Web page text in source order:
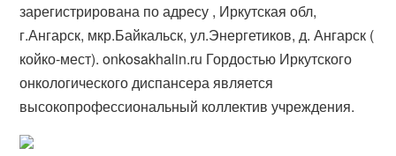
зарегистрирована по адресу , Иркутская обл,
г.Ангарск, мкр.Байкальск, ул.Энергетиков, д​. Ангарск (
койко-мест). onkosakhalin.ru Гордостью Иркутского
онкологического диспансера является
высокопрофессиональный коллектив учреждения.